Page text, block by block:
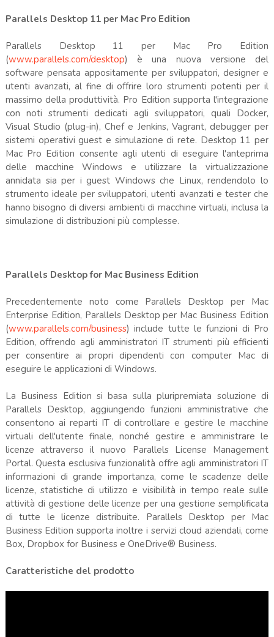
Parallels Desktop 11 per Mac Pro Edition
Parallels Desktop 11 per Mac Pro Edition
(www.parallels.com/desktop) è una nuova versione del
software pensata appositamente per sviluppatori, designer e
utenti avanzati, al fine di offrire loro strumenti potenti per il
massimo della produttività. Pro Edition supporta l'integrazione
con noti strumenti dedicati agli sviluppatori, quali Docker,
Visual Studio (plug-in), Chef e Jenkins, Vagrant, debugger per
sistemi operativi guest e simulazione di rete. Desktop 11 per
Mac Pro Edition consente agli utenti di eseguire l'anteprima
delle macchine Windows e utilizzare la virtualizzazione
annidata sia per i guest Windows che Linux, rendendolo lo
strumento ideale per sviluppatori, utenti avanzati e tester che
hanno bisogno di diversi ambienti di macchine virtuali, inclusa la
simulazione di distribuzioni più complesse.
Parallels Desktop for Mac Business Edition
Precedentemente noto come Parallels Desktop per Mac
Enterprise Edition, Parallels Desktop per Mac Business Edition
(www.parallels.com/business) include tutte le funzioni di Pro
Edition, offrendo agli amministratori IT strumenti più efficienti
per consentire ai propri dipendenti con computer Mac di
eseguire le applicazioni di Windows.
La Business Edition si basa sulla pluripremiata soluzione di
Parallels Desktop, aggiungendo funzioni amministrative che
consentono ai reparti IT di controllare e gestire le macchine
virtuali dell'utente finale, nonché gestire e amministrare le
licenze attraverso il nuovo Parallels License Management
Portal. Questa esclusiva funzionalità offre agli amministratori IT
informazioni di grande importanza, come le scadenze delle
licenze, statistiche di utilizzo e visibilità in tempo reale sulle
attività di gestione delle licenze per una gestione semplificata
di tutte le licenze distribuite. Parallels Desktop per Mac
Business Edition supporta inoltre i servizi cloud aziendali, come
Box, Dropbox for Business e OneDrive® Business.
Caratteristiche del prodotto